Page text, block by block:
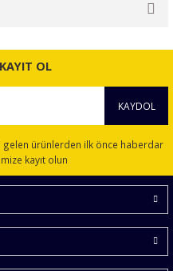
ve diğer
öneri formunu
bulunuyor.
olmalı.
OL
KAYDOL
gelen ürünlerden ilk önce haberdar
kayıt olun